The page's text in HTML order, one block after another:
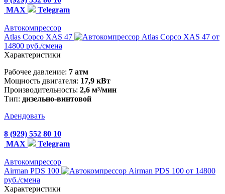
MAX
Telegram
Автокомпрессор
Atlas Copco XAS 47
от
14800 руб./смена
Характеристики
Рабочее давление: 7 атм
Мощность двигателя: 17,9 кВт
Производительность: 2,6 м³/мин
Тип: дизельно-винтовой
Арендовать
8 (929) 552 80 10
MAX
Telegram
Автокомпрессор
Airman PDS 100
от 14800
руб./смена
Характеристики